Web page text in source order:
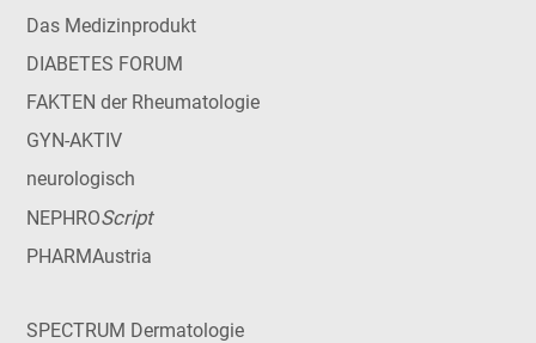
Das Medizinprodukt
DIABETES FORUM
FAKTEN der Rheumatologie
GYN-AKTIV
neurologisch
NEPHROScript
PHARMAustria
SPECTRUM Dermatologie